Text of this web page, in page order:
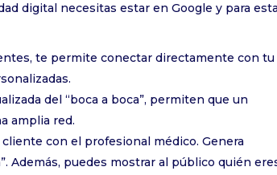
digital necesitas estar en Google y para
te permite conectar directamente con tu
del “boca a boca”, permiten que un
amplia red.
con el profesional médico. Genera
Además, puedes mostrar al público quién